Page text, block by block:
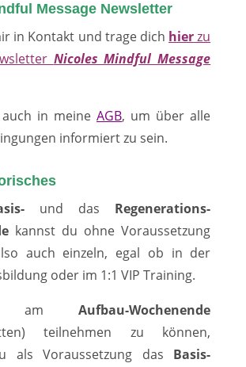
Message Newsletter
in Kontakt und trage dich hierzu
Nicoles Mindful Message
auch in meineAGB, um über alle
informiert zu sein.
und das Regenerations-
kannst du ohne Voraussetzung
auch einzeln, egal ob in der
oder im 1:1 VIP Training.
amAufbau-Wochenende
teilnehmen zu können,
als Voraussetzung das Basis-